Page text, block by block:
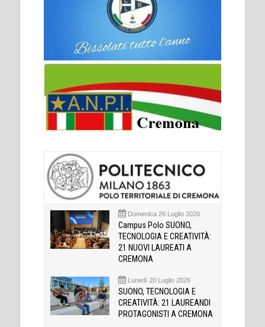
Domenica 26 Luglio 2026
Campus Polo SUONO,
TECNOLOGIA E CREATIVITÀ:
21 NUOVI LAUREATI A
CREMONA
Lunedì 20 Luglio 2026
SUONO, TECNOLOGIA E
CREATIVITÀ: 21 LAUREANDI
PROTAGONISTI A CREMONA